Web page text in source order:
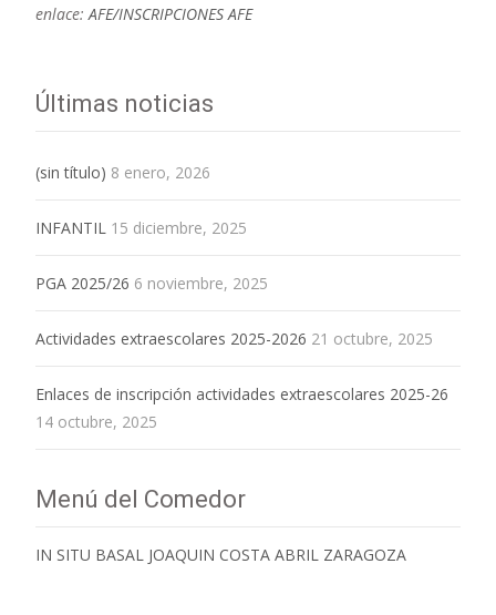
enlace:AFE/INSCRIPCIONES AFE
Últimas noticias
(sin título) 8 enero, 2026
INFANTIL 15 diciembre, 2025
PGA 2025/26 6 noviembre, 2025
Actividades extraescolares 2025-2026 21 octubre, 2025
Enlaces de inscripción actividades extraescolares 2025-26
14 octubre, 2025
Menú del Comedor
IN SITU BASAL JOAQUIN COSTA ABRIL ZARAGOZA